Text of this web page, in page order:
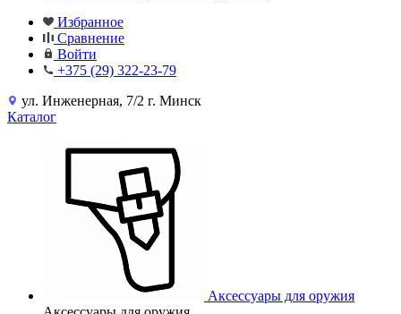
Избранное
Сравнение
Войти
+375 (29) 322-23-79
ул. Инженерная, 7/2 г. Минск
Каталог
Аксессуары для оружия